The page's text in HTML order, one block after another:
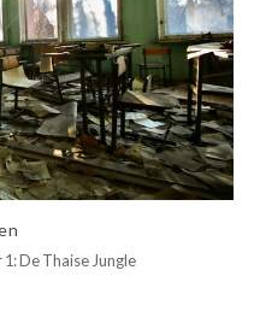
De Thaise Jungle